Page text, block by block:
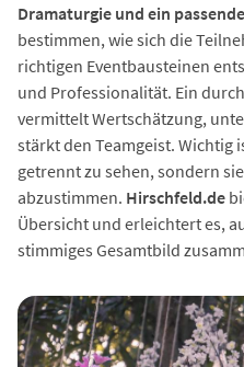
Dramaturgie und ein
bestimmen, wie sich die
richtigen Eventbausteinen
und Professionalität. Ein
vermittelt Wertschätzung,
stärkt den Teamgeist. Wichtig
getrennt zu sehen, sondern
abzustimmen. Hirschfeld.de
Übersicht und erleichtert es,
stimmiges Gesamtbild